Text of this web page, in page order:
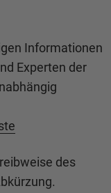
Informationen
Experten der
des